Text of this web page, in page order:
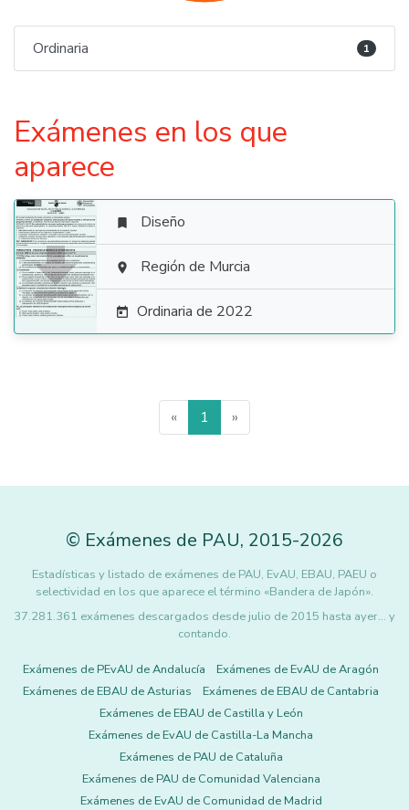
Ordinaria 1
Exámenes en los que
aparece

 Diseño
 Región de Murcia
 Ordinaria de 2022
« 1 »
© Exámenes de PAU, 2015-2026
Estadísticas y listado de exámenes de PAU, EvAU, EBAU, PAEU o
selectividad en los que aparece el término «Bandera de Japón».
37.281.361 exámenes descargados desde julio de 2015 hasta ayer... y
contando.
Exámenes de PEvAU de Andalucía
Exámenes de EvAU de Aragón
Exámenes de EBAU de Asturias
Exámenes de EBAU de Cantabria
Exámenes de EBAU de Castilla y León
Exámenes de EvAU de Castilla-La Mancha
Exámenes de PAU de Cataluña
Exámenes de PAU de Comunidad Valenciana
Exámenes de EvAU de Comunidad de Madrid